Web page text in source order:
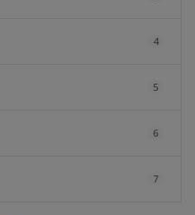
4
5
6
7